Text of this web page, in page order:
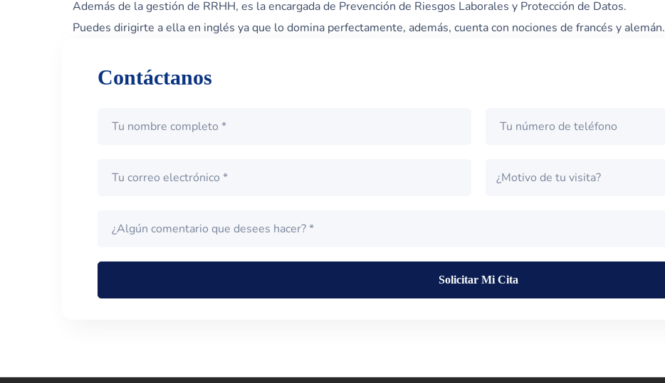
Además de la gestión de RRHH, es la encargada de Prevención de Riesgos Laborales y Protección de Datos.
Puedes dirigirte a ella en inglés ya que lo domina perfectamente, además, cuenta con nociones de francés y alemán.
Contáctanos